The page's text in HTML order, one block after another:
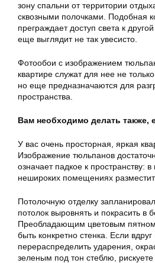
зону спальни от территории
сквозными полочками. Подобная
преграждает доступ света к
еще выглядит не так увесисто.
Фотообои с изображением
квартире служат для нее не
но еще предназначаются для
пространства.
Вам необходимо делать также,
У вас очень просторная, яркая
Изображение тюльпанов
означает падкое к пространству:
нешироких помещениях
Потолочную отделку
потолок выровнять и покрасить в
Преобладающим цветовым
быть конкретно стенка. Если
перераспределить ударения,
зеленым под тон стеблю, рискуете